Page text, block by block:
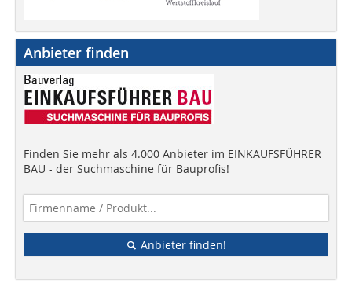
Anbieter finden
Finden Sie mehr als 4.000 Anbieter im EINKAUFSFÜHRER
BAU - der Suchmaschine für Bauprofis!
Anbieter finden!